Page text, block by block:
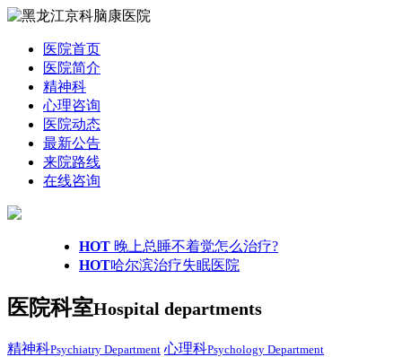
医院首页
医院简介
精神科
心理咨询
医院动态
最新公告
来院路线
在线咨询
HOT 晚上总睡不着觉怎么治疗?
HOT哈尔滨治疗失眠医院
医院科室Hospital departments
精神科Psychiatry Department 心理科Psychology Department